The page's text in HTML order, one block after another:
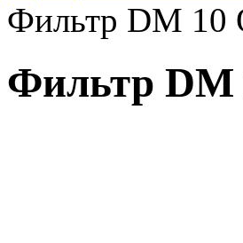
Фильтр DM 10
Фильтр DM